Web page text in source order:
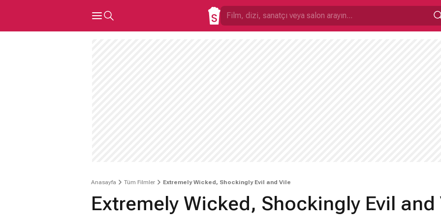
Anasayfa Tüm Filmler Extremely Wicked, Shockingly Evil and Vile
Extremely Wicked, Shockingly Evil and